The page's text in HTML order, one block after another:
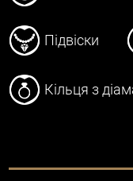
Підвіски
Кільця з